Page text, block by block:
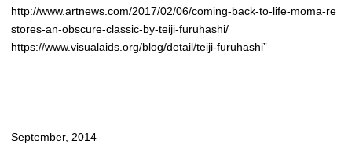
http://www.artnews.com/2017/02/06/coming-back-to-life-moma-re
stores-an-obscure-classic-by-teiji-furuhashi/
https://www.visualaids.org/blog/detail/teiji-furuhashi”
September, 2014